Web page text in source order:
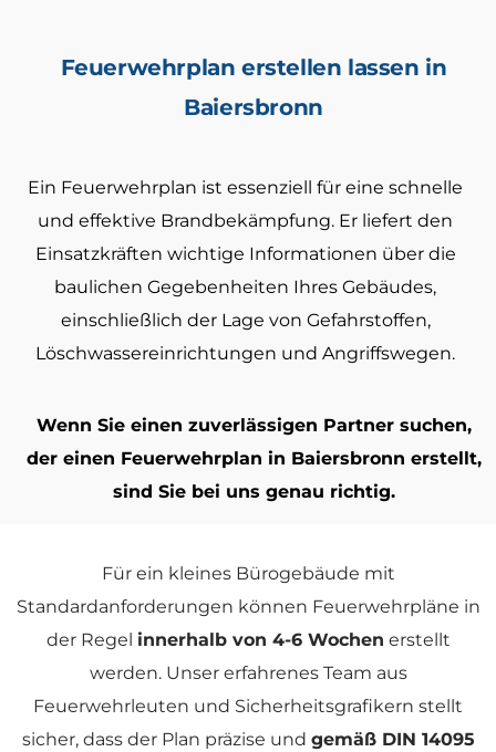
Feuerwehrplan erstellen lassen in
Baiersbronn
Ein Feuerwehrplan ist essenziell für eine schnelle
und effektive Brandbekämpfung. Er liefert den
Einsatzkräften wichtige Informationen über die
baulichen Gegebenheiten Ihres Gebäudes,
einschließlich der Lage von Gefahrstoffen,
Löschwassereinrichtungen und Angriffswegen.
Wenn Sie einen zuverlässigen Partner suchen,
der einen Feuerwehrplan in Baiersbronn erstellt,
sind Sie bei uns genau richtig.
Für ein kleines Bürogebäude mit
Standardanforderungen können Feuerwehrpläne in
der Regel innerhalb von 4-6 Wochen erstellt
werden. Unser erfahrenes Team aus
Feuerwehrleuten und Sicherheitsgrafikern stellt
sicher, dass der Plan präzise und gemäß DIN 14095